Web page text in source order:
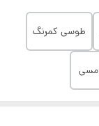
طوسی کمرنگ
مسی